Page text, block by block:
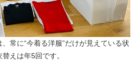
常に“今着る洋服”だけが見えている状
えは年5回です。